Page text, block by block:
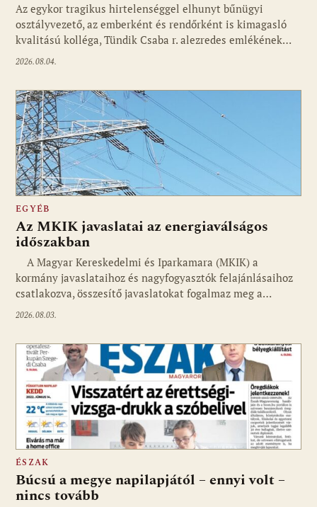
Az egykor tragikus hirtelenséggel elhunyt bűnügyi
osztályvezető, az emberként és rendőrként is kimagasló
kvalitású kolléga, Tündik Csaba r. alezredes emlékének…
2026.08.04.
EGYÉB
Az MKIK javaslatai az energiaválságos
időszakban
A Magyar Kereskedelmi és Iparkamara (MKIK) a
kormány javaslataihoz és nagyfogyasztók felajánlásaihoz
csatlakozva, összesítő javaslatokat fogalmaz meg a…
2026.08.03.
ÉSZAK
Búcsú a megye napilapjától – ennyi volt –
nincs tovább